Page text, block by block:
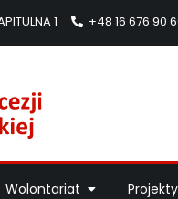
1 +48 16 676 90
Wolontariat Projekty